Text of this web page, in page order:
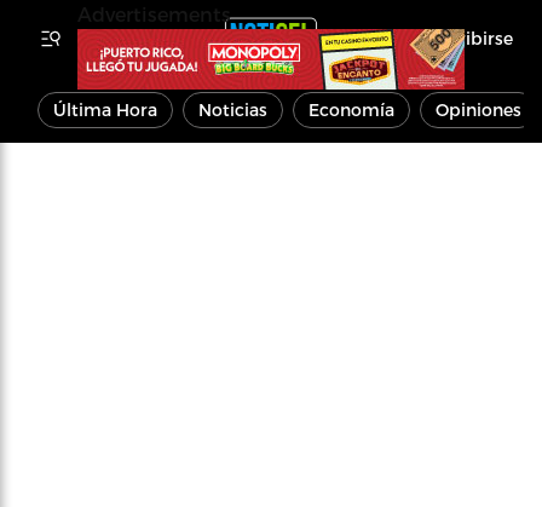
Inscribirse
Última Hora Noticias Economía Opiniones
Advertisements